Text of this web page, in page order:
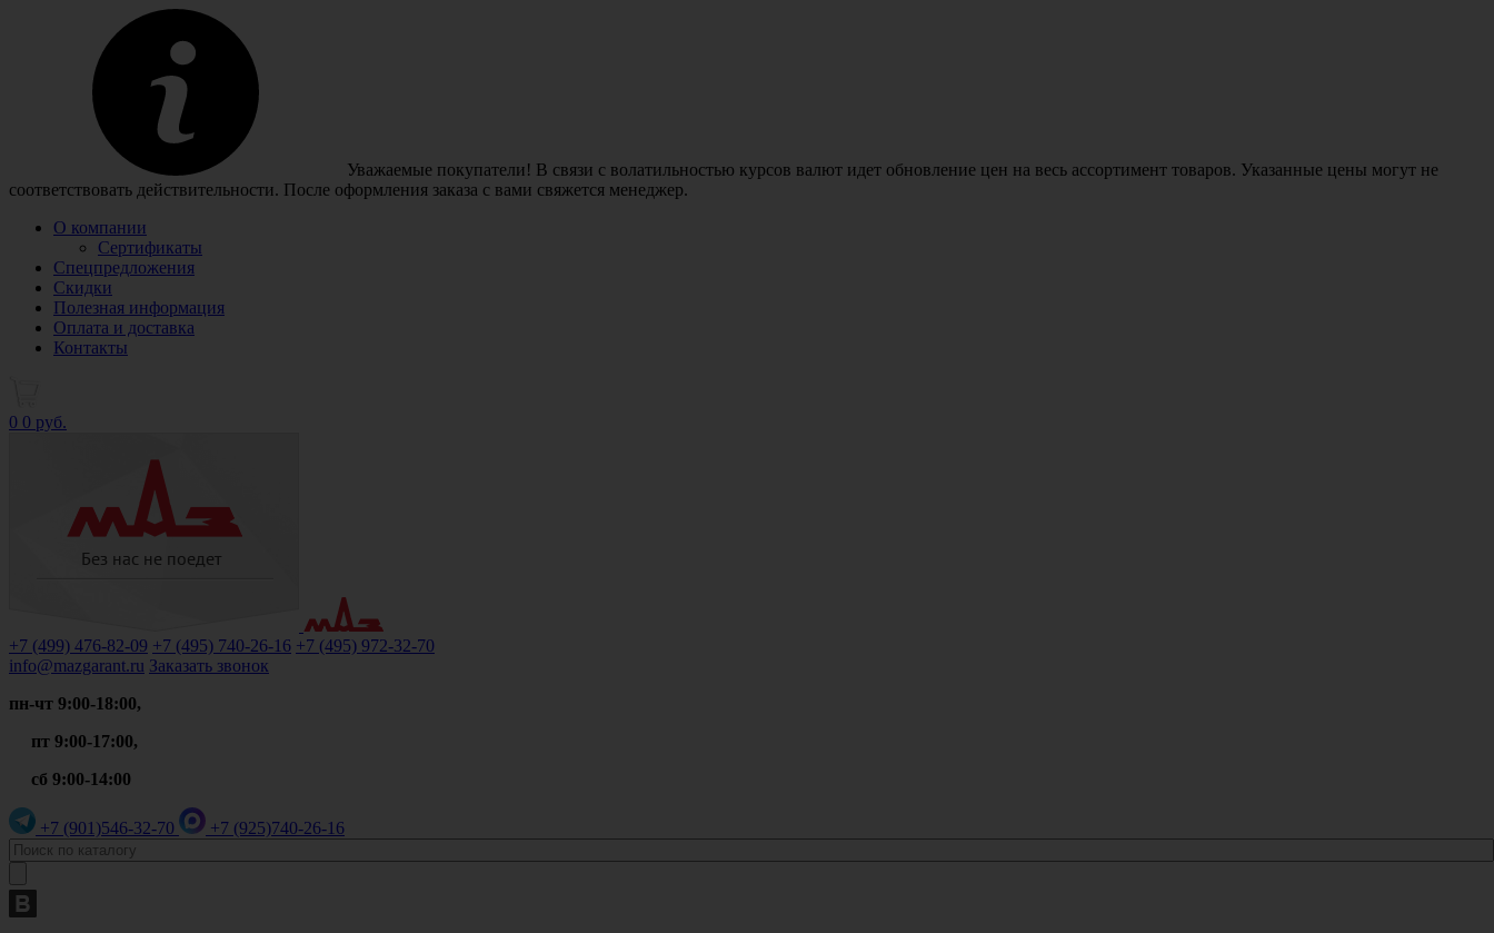
Уважаемые покупатели! В связи с волатильностью курсов валют идет обновление цен на весь ассортимент товаров. Указанные цены могут не
соответствовать действительности. После оформления заказа с вами свяжется менеджер.
О компании
Сертификаты
Спецпредложения
Скидки
Полезная информация
Оплата и доставка
Контакты
0 0 руб.
+7 (499) 476-82-09 +7 (495) 740-26-16 +7 (495) 972-32-70
info@mazgarant.ru Заказать звонок
пн-чт 9:00-18:00,
пт 9:00-17:00,
сб 9:00-14:00
+7 (901)546-32-70 +7 (925)740-26-16